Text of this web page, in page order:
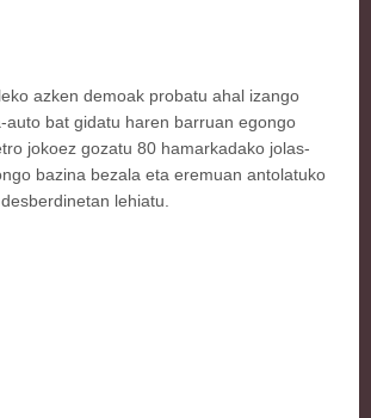
azken demoak probatu ahal izango
auto bat gidatu haren barruan egongo
jokoez gozatu 80 hamarkadako jolas-
bazina bezala eta eremuan antolatuko
lehiatu.